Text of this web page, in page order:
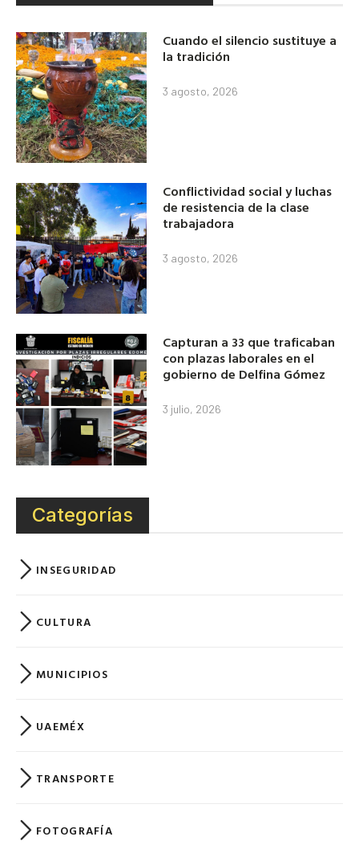
Cuando el silencio sustituye a
la tradición
3 agosto, 2026
Conflictividad social y luchas
de resistencia de la clase
trabajadora
3 agosto, 2026
Capturan a 33 que traficaban
con plazas laborales en el
gobierno de Delfina Gómez
3 julio, 2026
Categorías
INSEGURIDAD
CULTURA
MUNICIPIOS
UAEMÉX
TRANSPORTE
FOTOGRAFÍA